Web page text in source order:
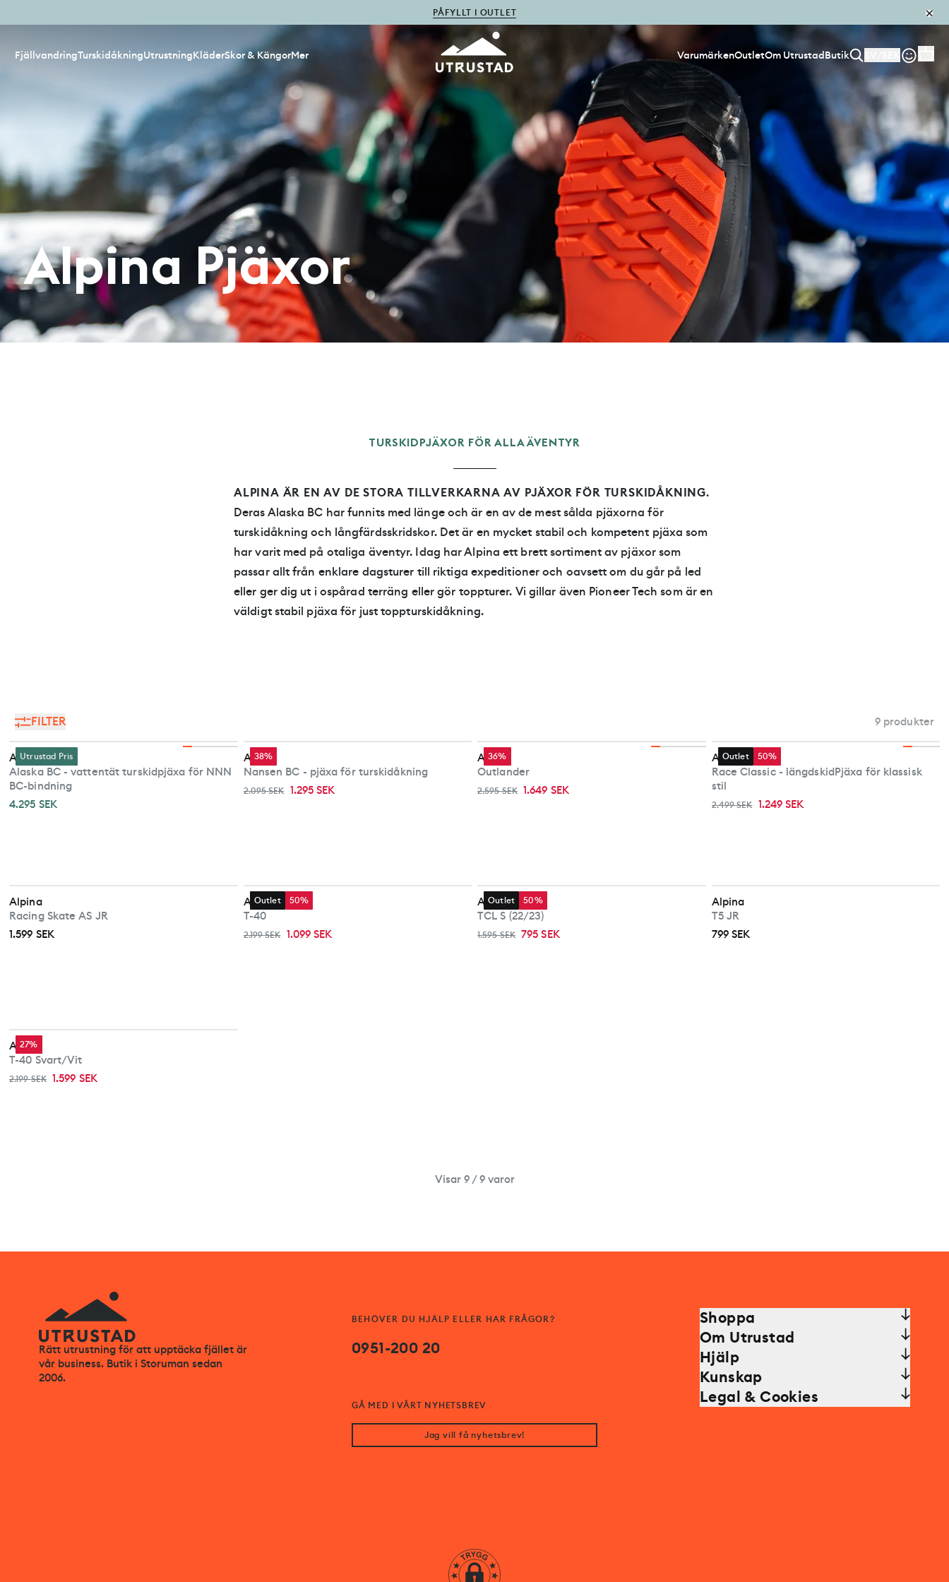
PÅFYLLT I OUTLET
FjällvandringTurskidåkningUtrustningKläderSkor & KängorMer VarumärkenOutletOm UtrustadButik
Alpina Pjäxor
TURSKIDPJÄXOR FÖR ALLA ÄVENTYR
ALPINA ÄR EN AV DE STORA TILLVERKARNA AV PJÄXOR FÖR TURSKIDÅKNING.
Deras Alaska BC har funnits med länge och är en av de mest sålda pjäxorna för
turskidåkning och långfärdsskridskor. Det är en mycket stabil och kompetent pjäxa som
har varit med på otaliga äventyr. Idag har Alpina ett brett sortiment av pjäxor som
passar allt från enklare dagsturer till riktiga expeditioner och oavsett om du går på led
eller ger dig ut i ospårad terräng eller gör toppturer. Vi gillar även Pioneer Tech som är en
väldigt stabil pjäxa för just toppturskidåkning.
FILTER 9 produkter
Utrustad Pris
Alpina
Alaska BC - vattentät turskidpjäxa för NNN
BC-bindning
4.295 SEK
38%
Alpina
Nansen BC - pjäxa för turskidåkning
2.095 SEK 1.295 SEK
36%
Alpina
Outlander
2.595 SEK 1.649 SEK
Outlet 50%
Alpina
Race Classic - längdskidPjäxa för klassisk
stil
2.499 SEK 1.249 SEK
Alpina
Racing Skate AS JR
1.599 SEK
Outlet 50%
Alpina
T-40
2.199 SEK 1.099 SEK
Outlet 50%
Alpina
TCL S (22/23)
1.595 SEK 795 SEK
Alpina
T5 JR
799 SEK
27%
Alpina
T-40 Svart/Vit
2.199 SEK 1.599 SEK
Visar 9 / 9 varor
Rätt utrustning för att upptäcka fjället är
vår business. Butik i Storuman sedan
2006.
BEHÖVER DU HJÄLP ELLER HAR FRÅGOR?
0951-200 20
GÅ MED I VÅRT NYHETSBREV
Jag vill få nyhetsbrev!
Shoppa
Om Utrustad
Hjälp
Kunskap
Legal & Cookies